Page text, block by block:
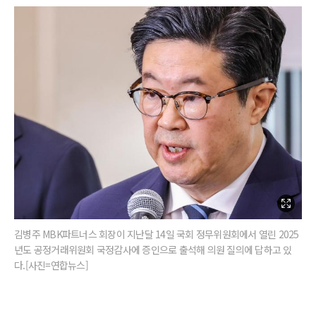
김병주 MBK파트너스 회장이 지난달 14일 국회 정무위원회에서 열린 2025
년도 공정거래위원회 국정감사에 증인으로 출석해 의원 질의에 답하고 있
다.[사진=연합뉴스]